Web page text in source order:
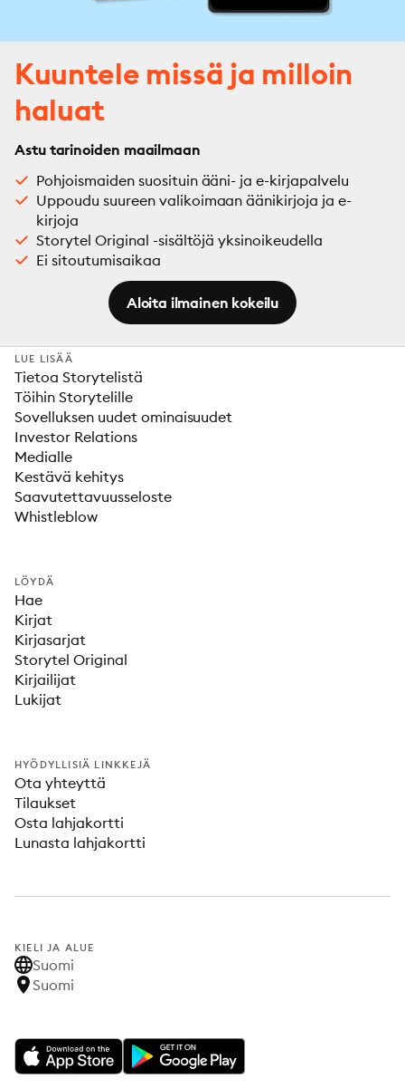
Kuuntele missä ja milloin
haluat
Astu tarinoiden maailmaan
Pohjoismaiden suosituin ääni- ja e-kirjapalvelu
Uppoudu suureen valikoimaan äänikirjoja ja e-
kirjoja
Storytel Original -sisältöjä yksinoikeudella
Ei sitoutumisaikaa
Aloita ilmainen kokeilu
LUE LISÄÄ
Tietoa Storytelistä
Töihin Storytelille
Sovelluksen uudet ominaisuudet
Investor Relations
Medialle
Kestävä kehitys
Saavutettavuusseloste
Whistleblow
LÖYDÄ
Hae
Kirjat
Kirjasarjat
Storytel Original
Kirjailijat
Lukijat
HYÖDYLLISIÄ LINKKEJÄ
Ota yhteyttä
Tilaukset
Osta lahjakortti
Lunasta lahjakortti
KIELI JA ALUE
Suomi
Suomi